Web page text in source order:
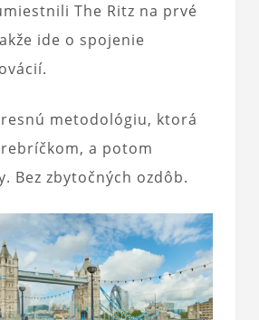
The Ritz na prvé
ide o spojenie
metodológiu, ktorá
a potom
Bez zbytočných ozdôb.